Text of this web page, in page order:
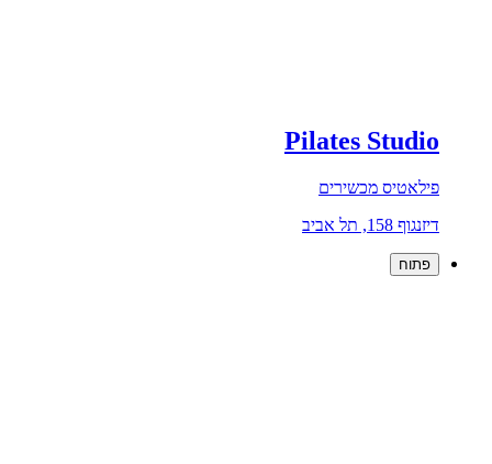
Pilates Studio
פילאטיס מכשירים
דיזנגוף 158, תל אביב
פתוח